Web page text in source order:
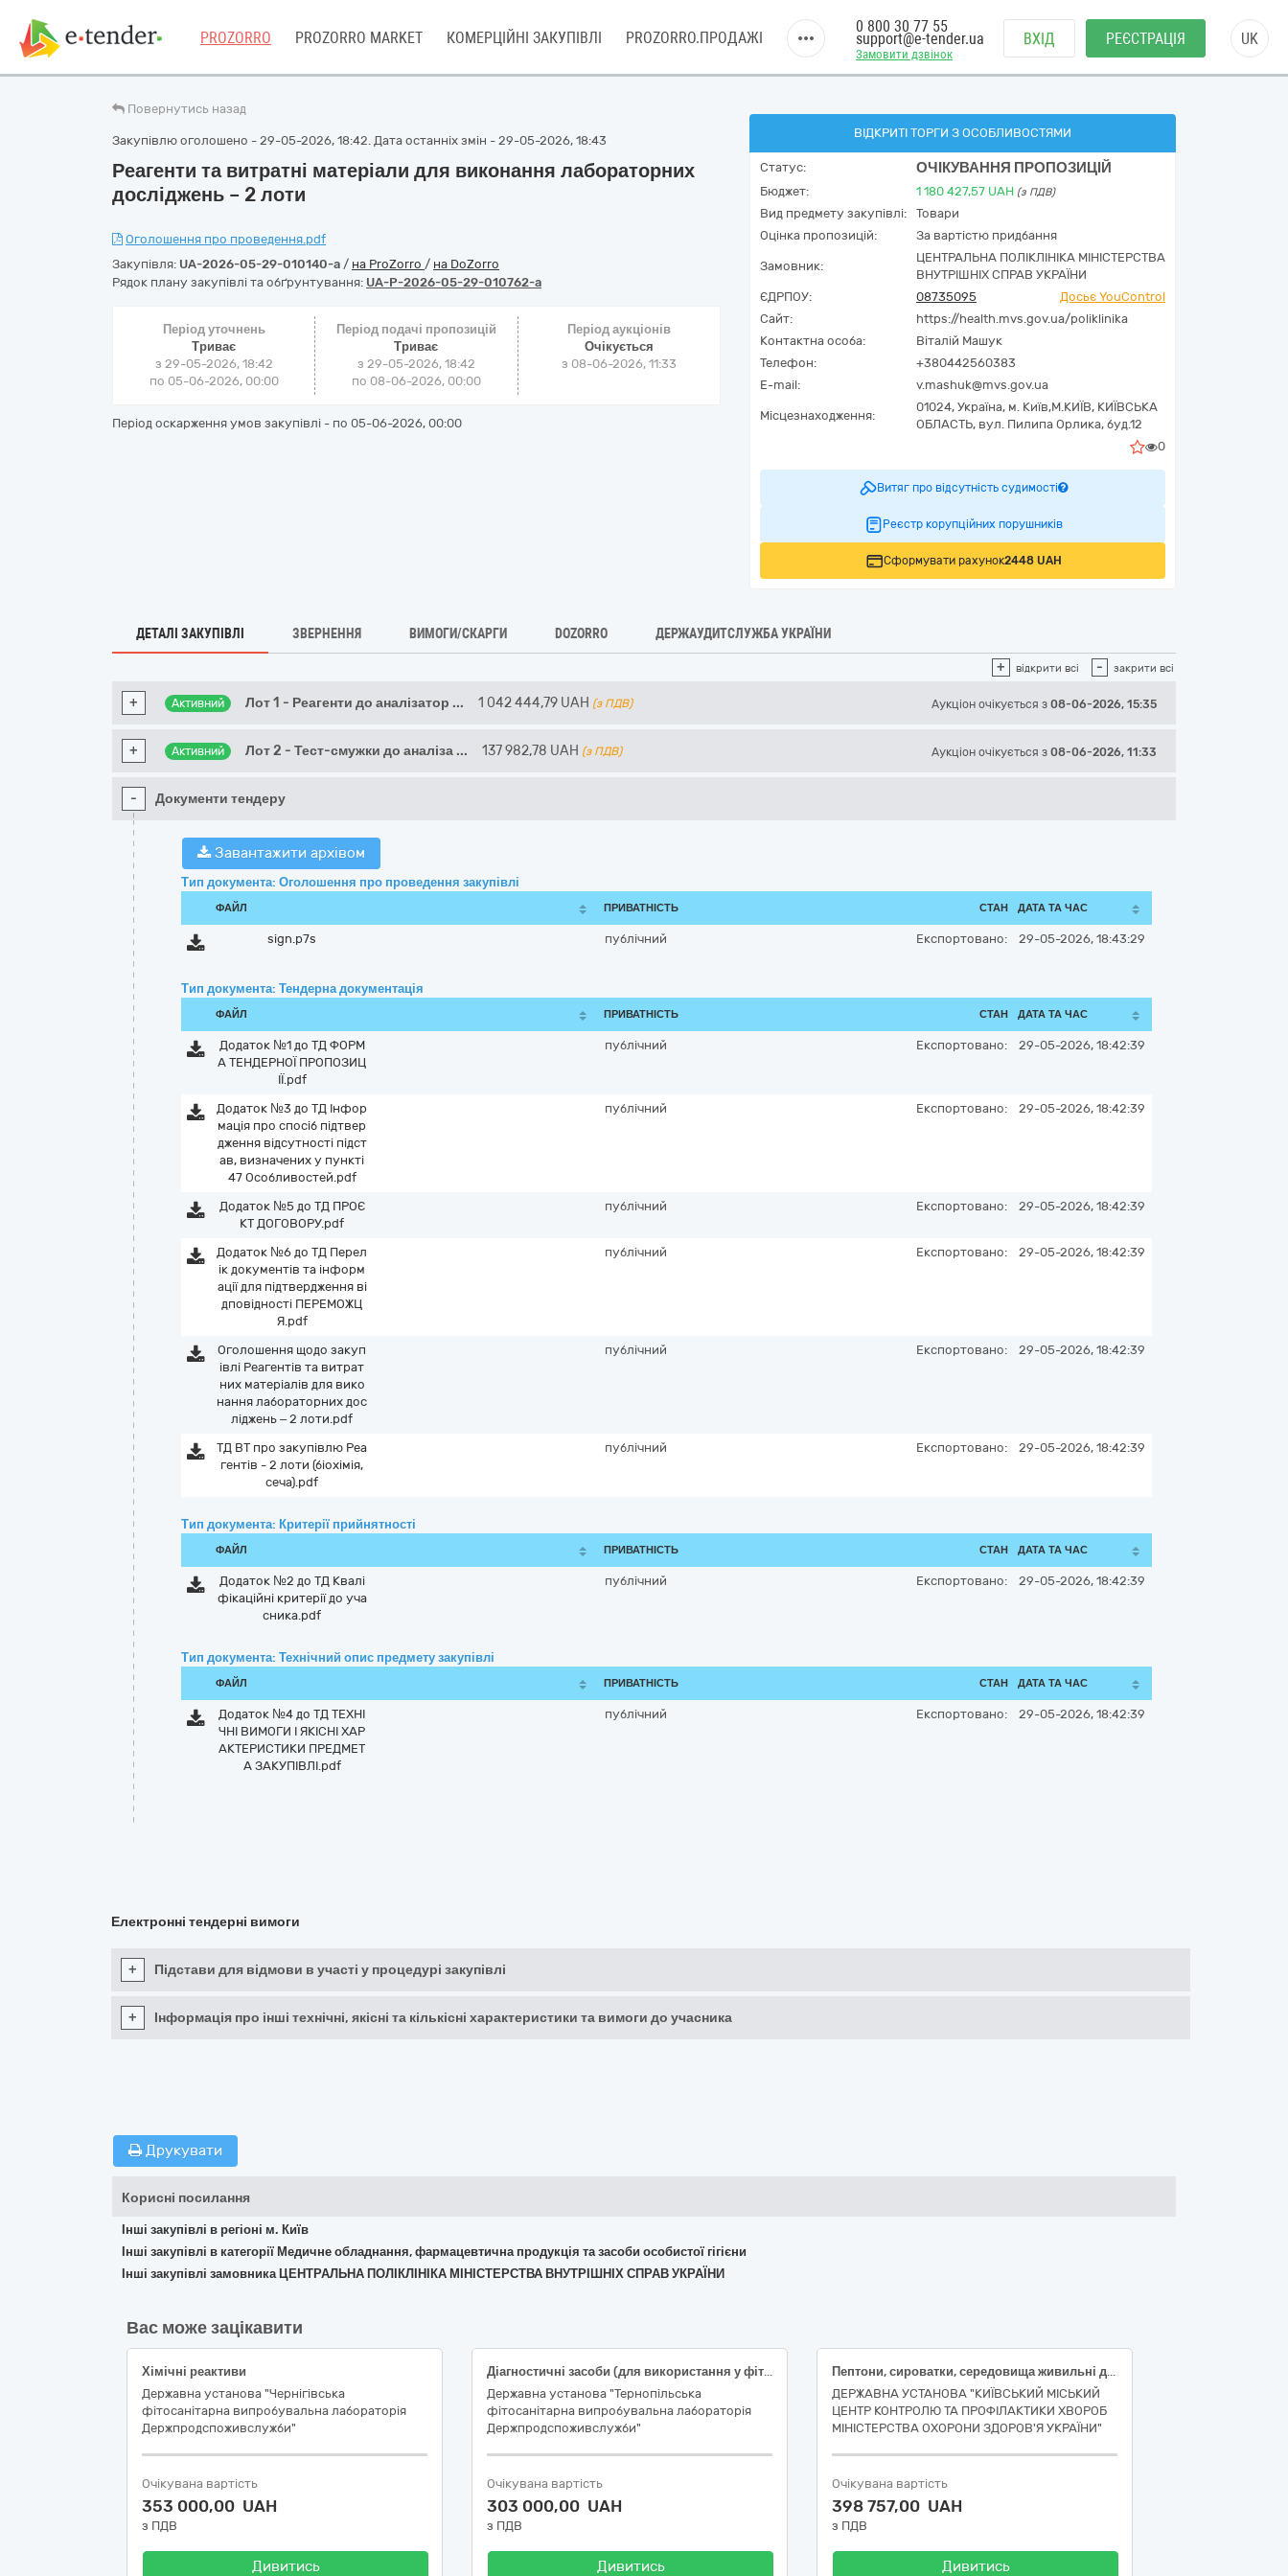
PROZORRO PROZORRO MARKET КОМЕРЦІЙНІ ЗАКУПІВЛІ PROZORRO.ПРОДАЖІ
Замовити дзвінок
0 800 30 77 55
support@e-tender.ua ВХІД РЕЄСТРАЦІЯ UK
Повернутись назад
Закупівлю оголошено - 29-05-2026, 18:42. Дата останніх змін - 29-05-2026, 18:43
Реагенти та витратні матеріали для виконання лабораторних
досліджень – 2 лоти
Оголошення про проведення.pdf
Закупівля: UA-2026-05-29-010140-a / на ProZorro / на DoZorro
Рядок плану закупівлі та обґрунтування: UA-P-2026-05-29-010762-a
Період уточнень
Триває
з 29-05-2026, 18:42
по 05-06-2026, 00:00
Період подачі пропозицій
Триває
з 29-05-2026, 18:42
по 08-06-2026, 00:00
Період аукціонів
Очікується
з 08-06-2026, 11:33
Період оскарження умов закупівлі - по 05-06-2026, 00:00
ВІДКРИТІ ТОРГИ З ОСОБЛИВОСТЯМИ
Статус: ОЧІКУВАННЯ ПРОПОЗИЦІЙ
Бюджет: 1 180 427,57 UAH (з ПДВ)
Вид предмету закупівлі:
Товари
Оцінка пропозицій:
За вартістю придбання
Замовник:
ЦЕНТРАЛЬНА ПОЛІКЛІНІКА МІНІСТЕРСТВА
ВНУТРІШНІХ СПРАВ УКРАЇНИ
ЄДРПОУ:
08735095
Досьє YouControl
Сайт:
https://health.mvs.gov.ua/poliklinika
Контактна особа:
Віталій Машук
Телефон:
+380442560383
E-mail:
v.mashuk@mvs.gov.ua
Місцезнаходження:
01024, Україна, м. Київ,М.КИЇВ, КИЇВСЬКА
ОБЛАСТЬ, вул. Пилипа Орлика, буд.12
0
Витяг про відсутність судимості
Реєстр корупційних порушників
Сформувати рахунок2448 UAH
ДЕТАЛІ ЗАКУПІВЛІ ЗВЕРНЕННЯ ВИМОГИ/СКАРГИ DOZORRO ДЕРЖАУДИТСЛУЖБА УКРАЇНИ
+ відкрити всі - закрити всі
+ Активний Лот 1 - Реагенти до аналізатор ... 1 042 444,79 UAH (з ПДВ) Аукціон очікується з 08-06-2026, 15:35
+ Активний Лот 2 - Тест-смужки до аналіза ... 137 982,78 UAH (з ПДВ) Аукціон очікується з 08-06-2026, 11:33
- Документи тендеру
Завантажити архівом
Тип документа: Оголошення про проведення закупівлі
ФАЙЛ ПРИВАТНІСТЬ СТАН ДАТА ТА ЧАС
sign.p7s публічний Експортовано: 29-05-2026, 18:43:29
Тип документа: Тендерна документація
ФАЙЛ ПРИВАТНІСТЬ СТАН ДАТА ТА ЧАС
Додаток №1 до ТД ФОРМ
А ТЕНДЕРНОЇ ПРОПОЗИЦ
ІЇ.pdf
публічний Експортовано: 29-05-2026, 18:42:39
Додаток №3 до ТД Інфор
мація про спосіб підтвер
дження відсутності підст
ав, визначених у пункті
47 Особливостей.pdf
публічний Експортовано: 29-05-2026, 18:42:39
Додаток №5 до ТД ПРОЄ
КТ ДОГОВОРУ.pdf
публічний Експортовано: 29-05-2026, 18:42:39
Додаток №6 до ТД Перел
ік документів та інформ
ації для підтвердження ві
дповідності ПЕРЕМОЖЦ
Я.pdf
публічний Експортовано: 29-05-2026, 18:42:39
Оголошення щодо закуп
івлі Реагентів та витрат
них матеріалів для вико
нання лабораторних дос
ліджень – 2 лоти.pdf
публічний Експортовано: 29-05-2026, 18:42:39
ТД ВТ про закупівлю Реа
гентів - 2 лоти (біохімія,
сеча).pdf
публічний Експортовано: 29-05-2026, 18:42:39
Тип документа: Критерії прийнятності
ФАЙЛ ПРИВАТНІСТЬ СТАН ДАТА ТА ЧАС
Додаток №2 до ТД Квалі
фікаційні критерії до уча
сника.pdf
публічний Експортовано: 29-05-2026, 18:42:39
Тип документа: Технічний опис предмету закупівлі
ФАЙЛ ПРИВАТНІСТЬ СТАН ДАТА ТА ЧАС
Додаток №4 до ТД ТЕХНІ
ЧНІ ВИМОГИ І ЯКІСНІ ХАР
АКТЕРИСТИКИ ПРЕДМЕТ
А ЗАКУПІВЛІ.pdf
публічний Експортовано: 29-05-2026, 18:42:39
Електронні тендерні вимоги
+ Підстави для відмови в участі у процедурі закупівлі
+ Інформація про інші технічні, якісні та кількісні характеристики та вимоги до учасника
Друкувати
Корисні посилання
Інші закупівлі в регіоні м. Київ
Інші закупівлі в категорії Медичне обладнання, фармацевтична продукція та засоби особистої гігієни
Інші закупівлі замовника ЦЕНТРАЛЬНА ПОЛІКЛІНІКА МІНІСТЕРСТВА ВНУТРІШНІХ СПРАВ УКРАЇНИ
Вас може зацікавити
Хімічні реактиви
Державна установа "Чернігівська
фітосанітарна випробувальна лабораторія
Держпродспоживслужби"
Очікувана вартість
353 000,00 UAH
з ПДВ
Дивитись
Діагностичні засоби (для використання у фітосанітарній випробувальній лабораторії)
Державна установа "Тернопільська
фітосанітарна випробувальна лабораторія
Держпродспоживслужби"
Очікувана вартість
303 000,00 UAH
з ПДВ
Дивитись
Пептони, сироватки, середовища живильні для вирощування культур мікроорганізмів для бактеріологічної лабораторії Оболонського МВ ДУ "КИЇВСЬКИЙ МІСЬКИЙ ЦКПХ МОЗ"
ДЕРЖАВНА УСТАНОВА "КИЇВСЬКИЙ МІСЬКИЙ
ЦЕНТР КОНТРОЛЮ ТА ПРОФІЛАКТИКИ ХВОРОБ
МІНІСТЕРСТВА ОХОРОНИ ЗДОРОВ'Я УКРАЇНИ"
Очікувана вартість
398 757,00 UAH
з ПДВ
Дивитись